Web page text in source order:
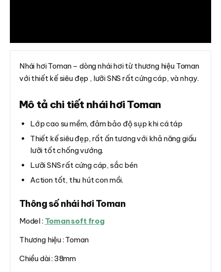
Nhái hơi Toman – dòng nhái hơi từ thương hiệu Toman
với thiết kế siêu đẹp , lưỡi SNS rất cứng cáp, và nhạy.
Mô tả chi tiết nhái hơi Toman
Lớp cao su mềm, đảm bảo độ sụp khi cá táp
Thiết kế siêu đẹp, rất ấn tương với khả năng giấu
lưỡi tốt chống vướng.
Lưỡi SNS rất cứng cáp, sắc bén
Action tốt, thu hút con mồi.
Thông số nhái hơi Toman
Model : Toman soft frog
Thương hiệu : Toman
Chiều dài : 38mm